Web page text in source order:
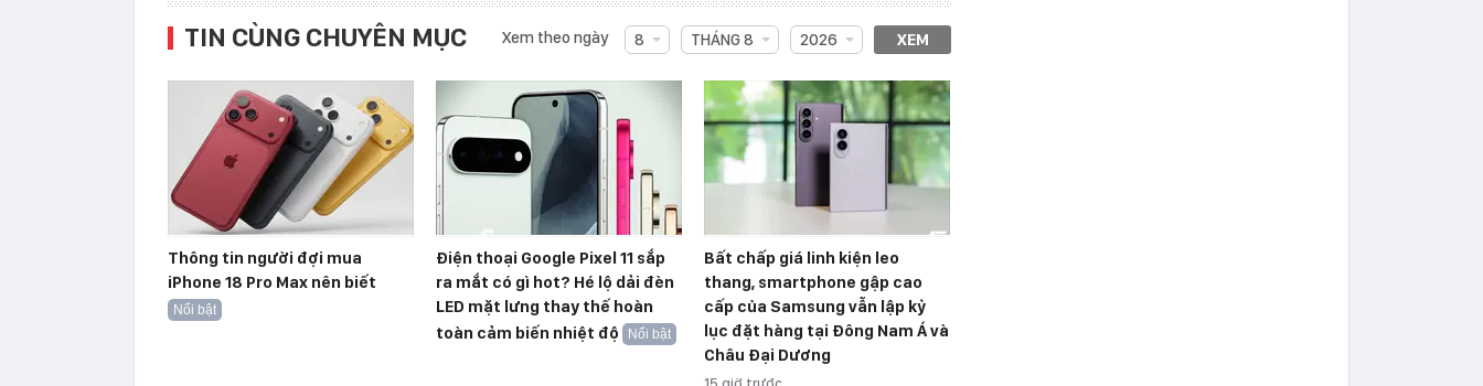
TIN CÙNG CHUYÊN MỤC Xem theo ngày 8 THÁNG 8 2026 XEM
Thông tin người đợi mua
iPhone 18 Pro Max nên biết
Nổi bật
Điện thoại Google Pixel 11 sắp
ra mắt có gì hot? Hé lộ dải đèn
LED mặt lưng thay thế hoàn
toàn cảm biến nhiệt độ
Nổi bật
Bất chấp giá linh kiện leo
thang, smartphone gập cao
cấp của Samsung vẫn lập kỷ
lục đặt hàng tại Đông Nam Á và
Châu Đại Dương